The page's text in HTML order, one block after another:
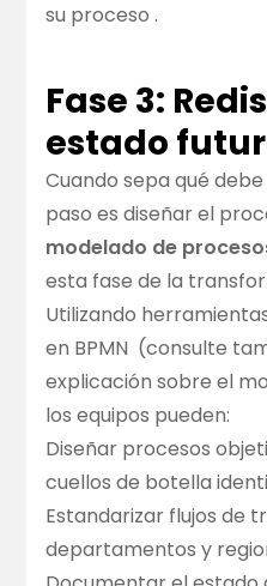
su proceso .
Fase 3:
estado
Cuando sepa qué
paso es diseñar el
modelado de
esta fase de la
Utilizando
en BPMN (consulte
explicación sobre el
los equipos pueden:
Diseñar procesos
cuellos de botella
Estandarizar flujos de
departamentos y